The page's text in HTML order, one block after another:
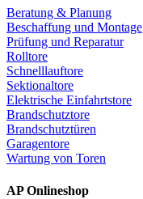
Beratung & Planung
Beschaffung und Montage
Prüfung und Reparatur
Rolltore
Schnelllauftore
Sektionaltore
Elektrische Einfahrtstore
Brandschutztore
Brandschutztüren
Garagentore
Wartung von Toren
AP Onlineshop